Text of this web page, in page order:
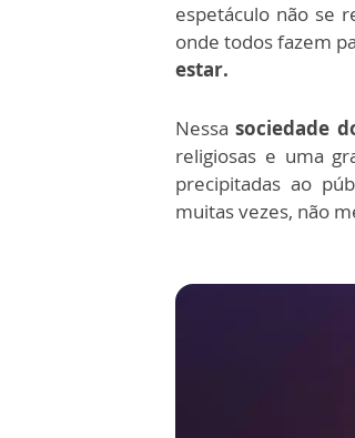
espetáculo não se
onde todos fazem
estar.
Nessasociedade
religiosas e uma
precipitadas ao
muitas vezes, não